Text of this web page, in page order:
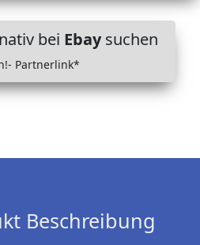
bei Ebaysuchen
Partnerlink*
Beschreibung